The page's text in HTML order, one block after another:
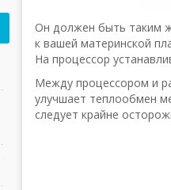
Он должен быть таким
к вашей материнской
На процессор
Между процессором и
улучшает теплообмен
следует крайне